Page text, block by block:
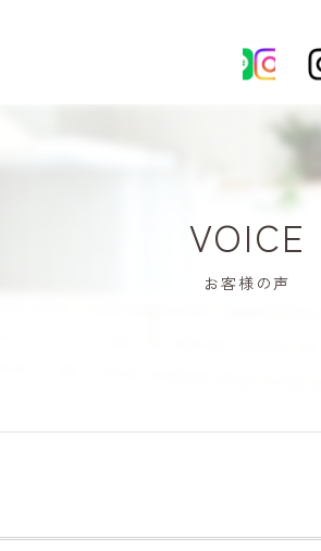
VOICE
お客様の声